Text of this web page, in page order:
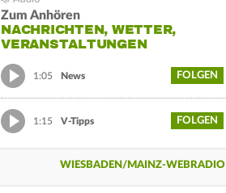
Zum Anhören
NACHRICHTEN, WETTER,
VERANSTALTUNGEN
1:05 News FOLGEN
1:15 V-Tipps FOLGEN
WIESBADEN/MAINZ-WEBRADIO